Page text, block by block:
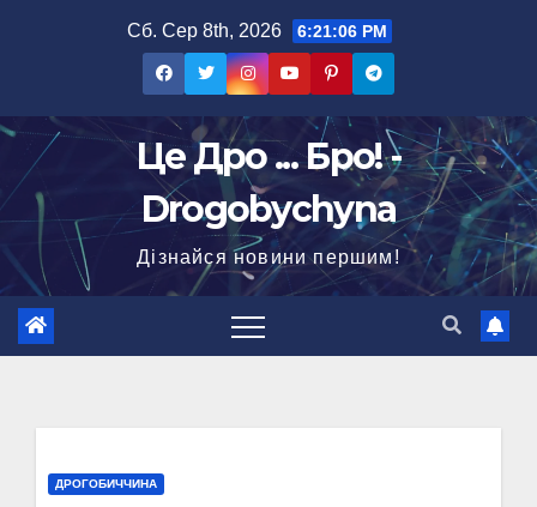
Сб. Сер 8th, 2026 6:21:07 PM
Це Дро ... Бро! -
Drogobychyna
Дізнайся новини першим!
ДРОГОБИЧЧИНА